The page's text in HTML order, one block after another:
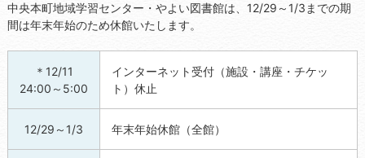
中央本町地域学習センター・やよい図書館は、12/29～1/3までの期
間は年末年始のため休館いたします。
＊12/11
24:00～5:00
インターネット受付（施設・講座・チケッ
ト）休止
12/29～1/3 年末年始休館（全館）